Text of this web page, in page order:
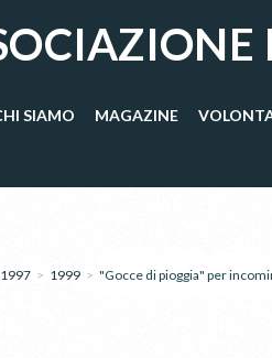
SIAMO MAGAZINE
> 1999 > "Gocce di pioggia" per